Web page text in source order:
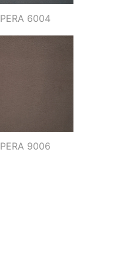
PERA 6004
PERA 9006